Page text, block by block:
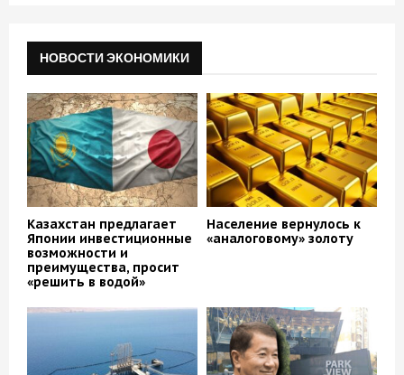
НОВОСТИ ЭКОНОМИКИ
Казахстан предлагает
Японии инвестиционные
возможности и
преимущества, просит
«решить в водой»
Население вернулось к
«аналоговому» золоту